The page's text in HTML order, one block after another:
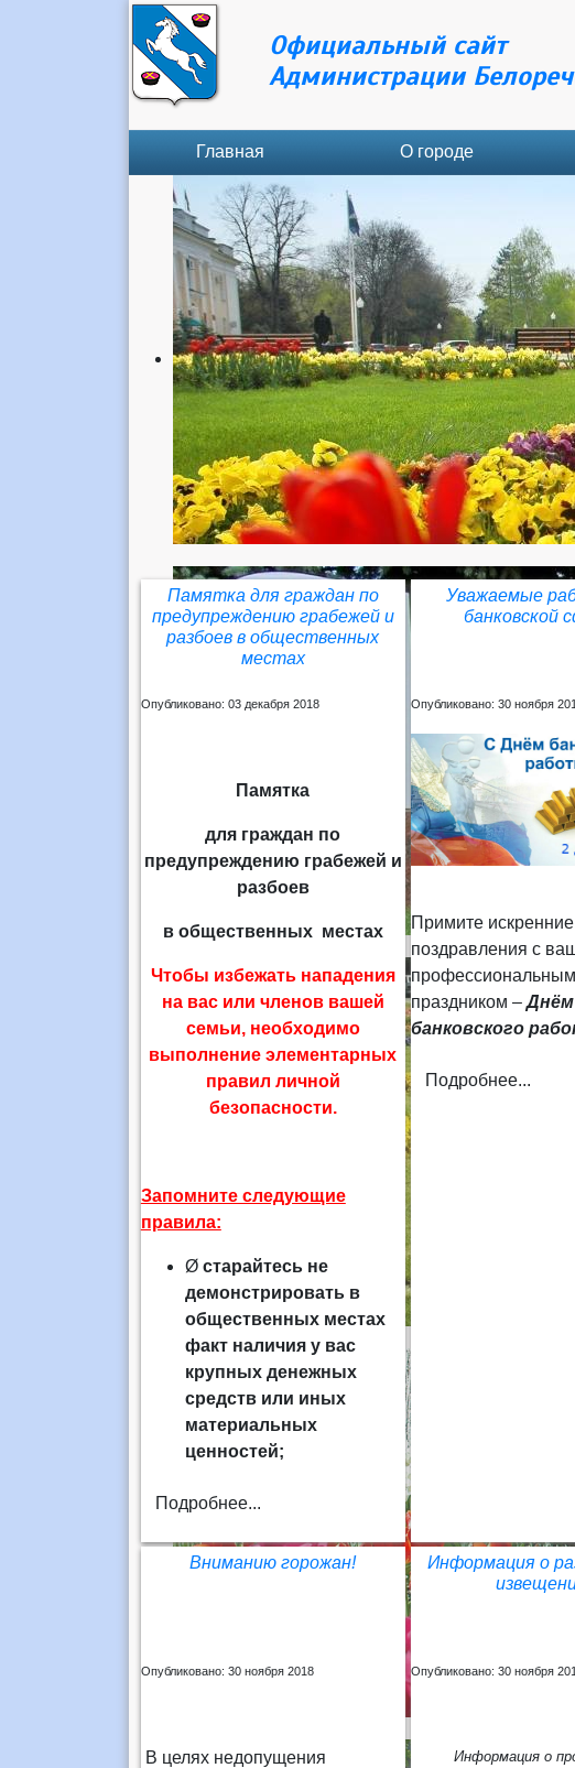
Официальный сайт
Администрации
Главная О городе
Памятка для граждан по
предупреждению грабежей и
разбоев в общественных
местах
Опубликовано: 03 декабря 2018
Памятка
для граждан по
предупреждению грабежей и
разбоев
в общественных местах
Чтобы избежать нападения
на вас или членов вашей
семьи, необходимо
выполнение элементарных
правил личной
безопасности.
Запомните следующие
правила:
Ø старайтесь не
демонстрировать в
общественных местах
факт наличия у вас
крупных денежных
средств или иных
материальных
ценностей;
Подробнее...
Уважаемые
банковской
Опубликовано: 30 ноября
Примите искренние
поздравления с
профессиональным
праздником –Днём
банковского
Подробнее...
Вниманию горожан!
Опубликовано: 30 ноября 2018
В целях недопущения
Информация о
Опубликовано: 30 ноября
Информация о